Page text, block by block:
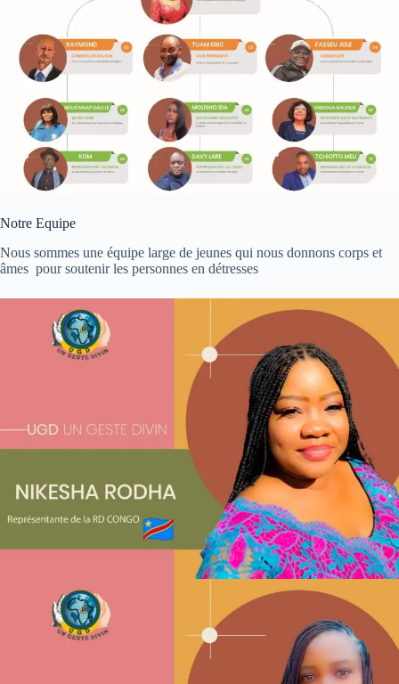
Notre Equipe
Nous sommes une équipe large de jeunes qui nous donnons corps et
âmes pour soutenir les personnes en détresses